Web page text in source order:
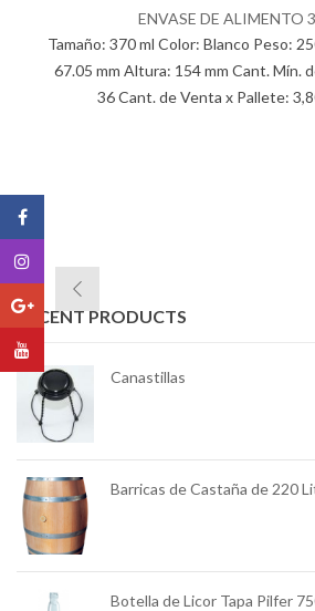
ENVASE DE ALIMENTO
Tamaño: 370 ml Color: Blanco Peso:
67.05 mm Altura: 154 mm Cant. Mín.
36 Cant. de Venta x Pallete:
RECENT PRODUCTS
Canastillas
Barricas de Castaña de 220
Botella de Licor Tapa Pilfer